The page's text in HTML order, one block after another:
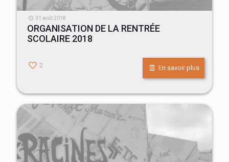
31 août 2018
ORGANISATION DE LA RENTRÉE
SCOLAIRE 2018
2 En savoir plus